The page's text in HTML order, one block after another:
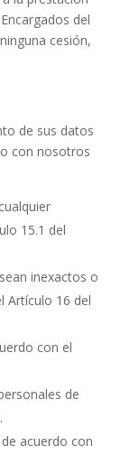
del
cesión,
de sus datos
con nosotros
15.1 del
inexactos o
Artículo 16 del
con el
de
acuerdo con